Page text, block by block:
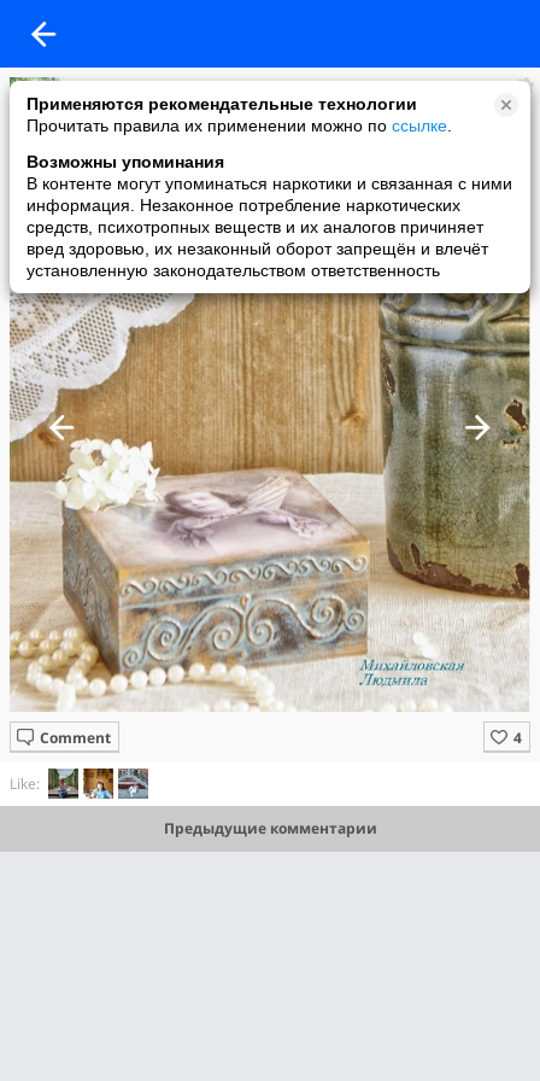
Применяются рекомендательные технологии
Прочитать правила их применении можно по ссылке
Возможны упоминания
В контенте могут упоминаться наркотики и связанная с ними
информация. Незаконное потребление наркотических
средств, психотропных веществ и их аналогов причиняет
вред здоровью, их незаконный оборот запрещён и влечёт
установленную законодательством ответственность
Дуся-Маруся
added a photo
29 Nov в 18:16
Comment
Like:
Предыдущие комментарии